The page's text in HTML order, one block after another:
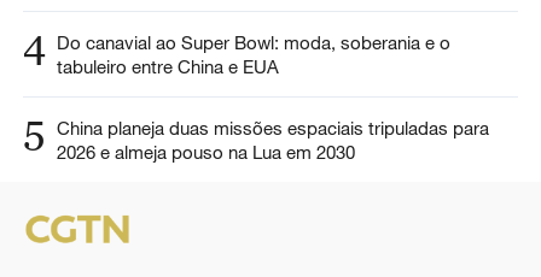
4 Do canavial ao Super Bowl: moda, soberania e o
tabuleiro entre China e EUA
5
China planeja duas missões espaciais tripuladas para
2026 e almeja pouso na Lua em 2030